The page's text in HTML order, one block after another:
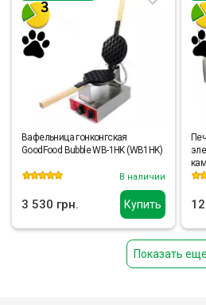
Купить
Вафельница гонконгская
GoodFood Bubble WB-1HK (WB1HK)
В наличии
3 530 грн.
Показать еще